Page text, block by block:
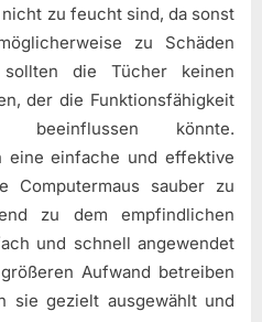
zu feucht sind, da sonst
zu Schäden
die Tücher keinen
der die Funktionsfähigkeit
könnte.
eine einfache und effektive
Computermaus sauber zu
zu dem empfindlichen
und schnell angewendet
Aufwand betreiben
sie gezielt ausgewählt und